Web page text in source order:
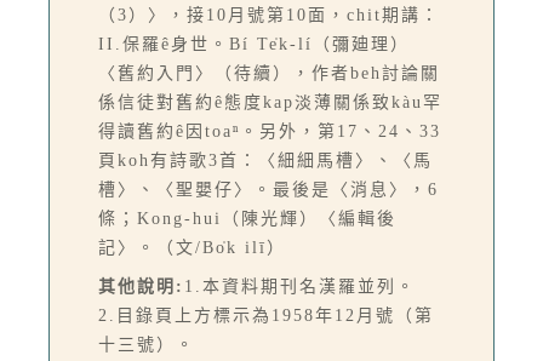
（3）〉，接10月號第10面，chit期講：
II.保羅ê身世。Bí Te̍k-lí（彌廸理）
〈舊約入門〉（待續），作者beh討論關
係信徒對舊約ê態度kap淡薄關係致kàu罕
得讀舊約ê因toaⁿ。另外，第17、24、33
頁koh有詩歌3首：〈細細馬槽〉、〈馬
槽〉、〈聖嬰仔〉。最後是〈消息〉，6
條；Kong-hui（陳光輝）〈編輯後
記〉。（文/Bo̍k ilī）
其他說明: 1.本資料期刊名漢羅並列。
2.目錄頁上方標示為1958年12月號（第
十三號）。